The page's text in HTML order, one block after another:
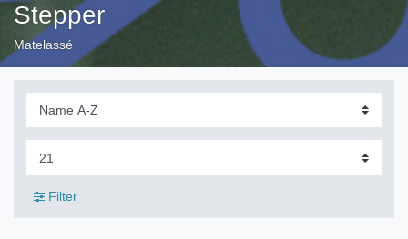
Stepper
Matelassé
Filter